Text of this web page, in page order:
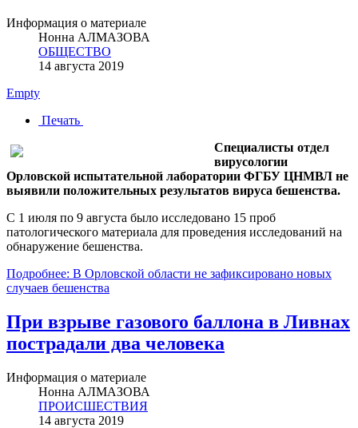
Информация о материале
Нонна АЛМАЗОВА
ОБЩЕСТВО
14 августа 2019
Empty
Печать
Специалисты отдел
вирусологии
Орловской испытательной лаборатории ФГБУ ЦНМВЛ не
выявили положительных результатов вируса бешенства.
С 1 июля по 9 августа было исследовано 15 проб
патологического материала для проведения исследований на
обнаружение бешенства.
Подробнее: В Орловской области не зафиксировано новых
случаев бешенства
При взрыве газового баллона в Ливнах
пострадали два человека
Информация о материале
Нонна АЛМАЗОВА
ПРОИСШЕСТВИЯ
14 августа 2019